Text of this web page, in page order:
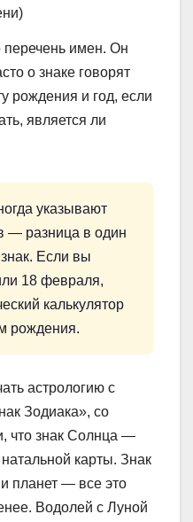
перечень имен. Он
о знаке говорят
рождения и год, если
является ли
указывают
— разница в один
Если вы
18 февраля,
калькулятор
рождения.
астрологию с
Зодиака», со
что знак Солнца —
карты. Знак
планет — все это
Водолей с Луной